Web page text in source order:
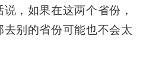
，如果在这两个省份，
别的省份可能也不会太